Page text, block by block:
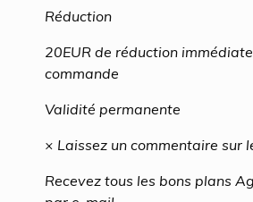
Réduction
20EUR de réduction
commande
Validité permanente
× Laissez un commentaire sur
Recevez tous les bons plans